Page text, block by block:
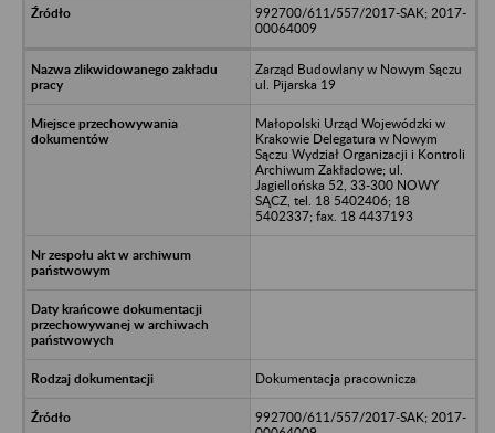
992700/611/557/2017-SAK; 2017-
00064009
Zarząd Budowlany w Nowym Sączu
ul. Pijarska 19
Małopolski Urząd Wojewódzki w
Krakowie Delegatura w Nowym
Sączu Wydział Organizacji i Kontroli
Archiwum Zakładowe; ul.
Jagiellońska 52, 33-300 NOWY
SĄCZ, tel. 18 5402406; 18
5402337; fax. 18 4437193
Dokumentacja pracownicza
992700/611/557/2017-SAK; 2017-